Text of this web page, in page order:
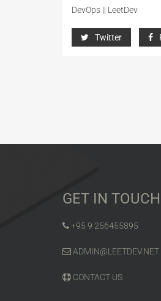
DevOps || LeetDev
Twitter
GET IN TOUCH
+95 9 256455895
ADMIN@LEETDEV.NET
CONTACT US